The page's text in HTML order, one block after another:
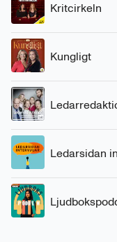
Kritcirkeln
Kungligt
Ledarsidan